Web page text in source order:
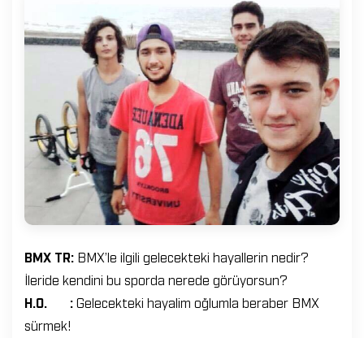
BMX TR: BMX’le ilgili gelecekteki hayallerin nedir?
İleride kendini bu sporda nerede görüyorsun?
H.O. : Gelecekteki hayalim oğlumla beraber BMX
sürmek!